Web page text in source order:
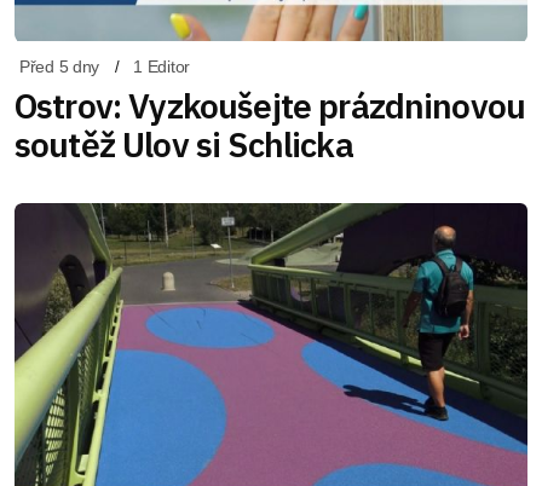
Před 5 dny 1 Editor
Ostrov: Vyzkoušejte prázdninovou
soutěž Ulov si Schlicka